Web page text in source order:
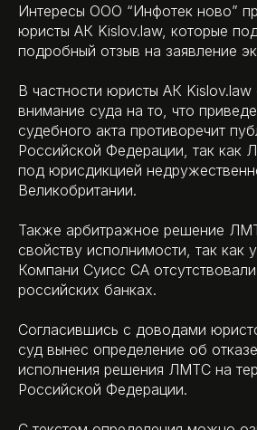
Интересы ООО “Инфотек ново”
юристы АК Kislov.law, которые
подробный отзыв на заявление
В частности юристы АК Kislov.law
внимание суда на то, что
судебного акта противоречит
Российской Федерации, так как
под юрисдикцией
Великобритании.
Также арбитражное решение
свойству исполнимости, так как
Компани Суисс СА
российских банках.
Согласившись с доводами
суд вынес определение об
исполнения решения ЛМТС на
Российской Федерации.